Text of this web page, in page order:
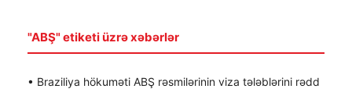
"ABŞ" etiketi üzrə xəbərlər
• Braziliya hökuməti ABŞ rəsmilərinin viza tələblərini rədd